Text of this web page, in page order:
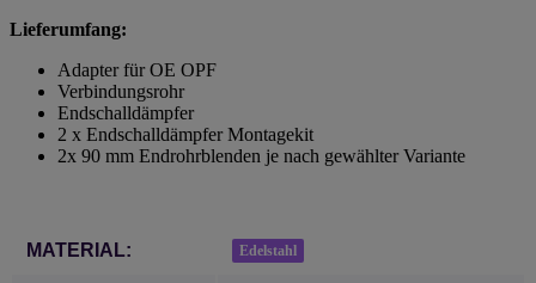
Lieferumfang:
Adapter für OE OPF
Verbindungsrohr
Endschalldämpfer
2 x Endschalldämpfer Montagekit
2x 90 mm Endrohrblenden je nach gewählter Variante
Produkteigenschaft
Wert
MATERIAL: Edelstahl